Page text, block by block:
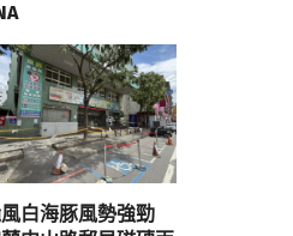
白海豚風勢強勁